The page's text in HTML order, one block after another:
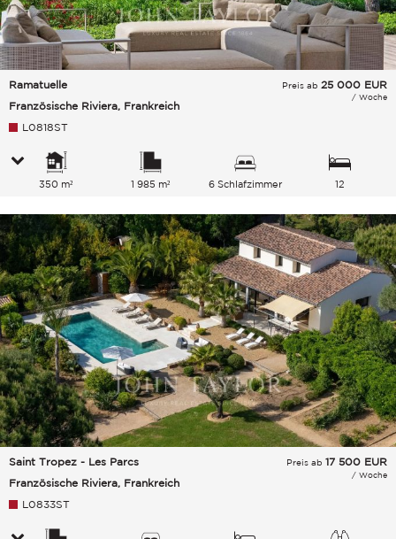
Ramatuelle
Französische Riviera, Frankreich
Preis ab 25 000 EUR
/ Woche
L0818ST
350 m² 1 985 m² 6 Schlafzimmer
12
Saint Tropez - Les Parcs
Französische Riviera, Frankreich
Preis ab 17 500 EUR
/ Woche
L0833ST